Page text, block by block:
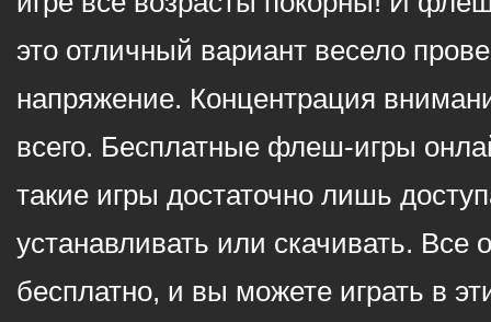
это отличный вариант весело
напряжение. Концентрация
всего. Бесплатные флеш-игры
такие игры достаточно лишь
устанавливать или скачивать.
бесплатно, и вы можете играть в